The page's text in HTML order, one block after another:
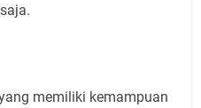
memiliki kemampuan